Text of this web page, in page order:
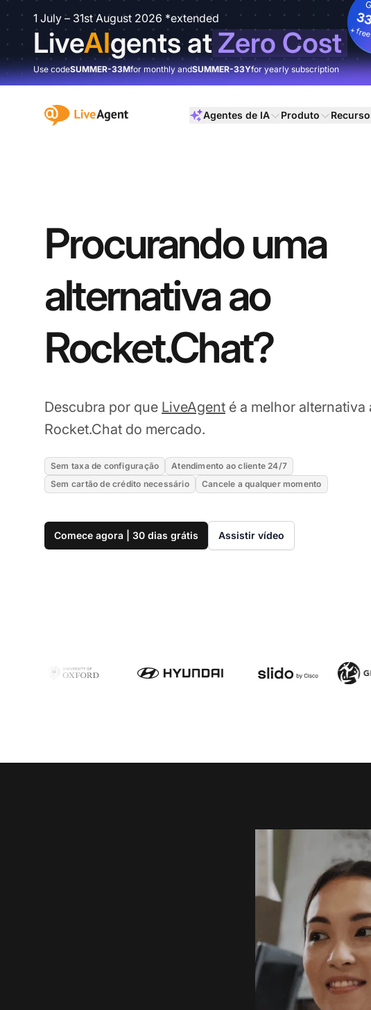
1 July – 31st August 2026 *extended
LiveAIgents atZero Cost +
Use codeSUMMER-33Mfor monthly andSUMMER-33Yfor yearly subscription
:site.title Agentes de IA Produto
Procurando uma
alternativa ao
Rocket.Chat?
Descubra por que LiveAgent é a melhor alternativa
Rocket.Chat do mercado.
Sem taxa de configuração
Atendimento ao cliente 24/7
Sem cartão de crédito necessário
Cancele a qualquer momento
Comece agora | 30 dias grátis Assistir vídeo